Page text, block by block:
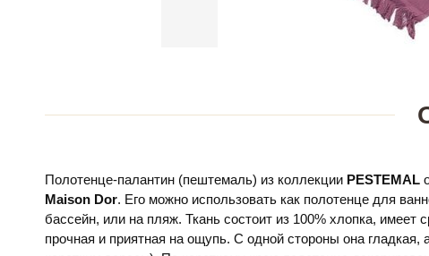
Полотенце-палантин (пештемаль) из коллекции PESTEMAL
Maison Dor. Его можно использовать как полотенце для
бассейн, или на пляж. Ткань состоит из 100% хлопка, имеет
прочная и приятная на ощупь. С одной стороны она гладкая,